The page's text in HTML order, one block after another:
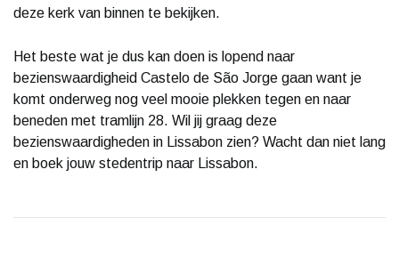
deze kerk van binnen te bekijken.
Het beste wat je dus kan doen is lopend naar
bezienswaardigheid Castelo de São Jorge gaan want je
komt onderweg nog veel mooie plekken tegen en naar
beneden met tramlijn 28. Wil jij graag deze
bezienswaardigheden in Lissabon zien? Wacht dan niet lang
en boek jouw stedentrip naar Lissabon.